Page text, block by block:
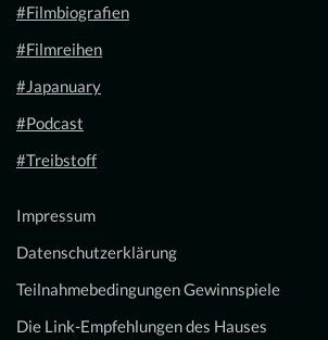
#Filmbiografien
#Filmreihen
#Japanuary
#Podcast
#Treibstoff
Impressum
Datenschutzerklärung
Teilnahmebedingungen Gewinnspiele
Die Link-Empfehlungen des Hauses